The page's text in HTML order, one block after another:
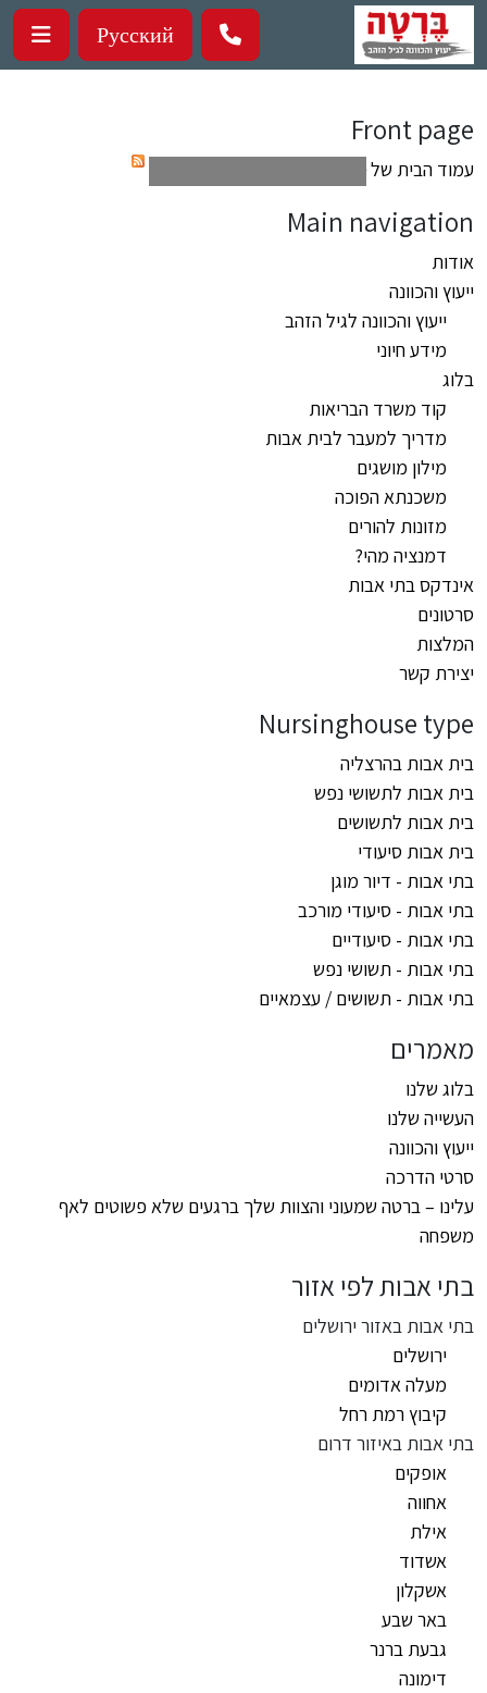
דילוג לתוכן העיקרי
Русский
Front page
עמוד הבית של
Main navigation
אודות
ייעוץ והכוונה
ייעוץ והכוונה לגיל הזהב
מידע חיוני
בלוג
קוד משרד הבריאות
מדריך למעבר לבית אבות
מילון מושגים
משכנתא הפוכה
מזונות להורים
דמנציה מהי?
אינדקס בתי אבות
סרטונים
המלצות
יצירת קשר
Nursinghouse type
בית אבות בהרצליה
בית אבות לתשושי נפש
בית אבות לתשושים
בית אבות סיעודי
בתי אבות - דיור מוגן
בתי אבות - סיעודי מורכב
בתי אבות - סיעודיים
בתי אבות - תשושי נפש
בתי אבות - תשושים / עצמאיים
מאמרים
בלוג שלנו
העשייה שלנו
ייעוץ והכוונה
סרטי הדרכה
עלינו – ברטה שמעוני והצוות שלך ברגעים שלא פשוטים לאף
משפחה
בתי אבות לפי אזור
בתי אבות באזור ירושלים
ירושלים
מעלה אדומים
קיבוץ רמת רחל
בתי אבות באיזור דרום
אופקים
אחווה
אילת
אשדוד
אשקלון
באר שבע
גבעת ברנר
דימונה